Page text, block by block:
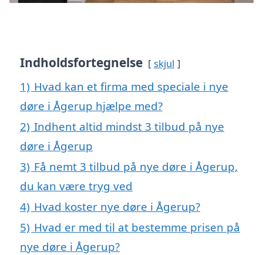
Indholdsfortegnelse skjul
1) Hvad kan et firma med speciale i nye
døre i Ågerup hjælpe med?
2) Indhent altid mindst 3 tilbud på nye
døre i Ågerup
3) Få nemt 3 tilbud på nye døre i Ågerup,
du kan være tryg ved
4) Hvad koster nye døre i Ågerup?
5) Hvad er med til at bestemme prisen på
nye døre i Ågerup?